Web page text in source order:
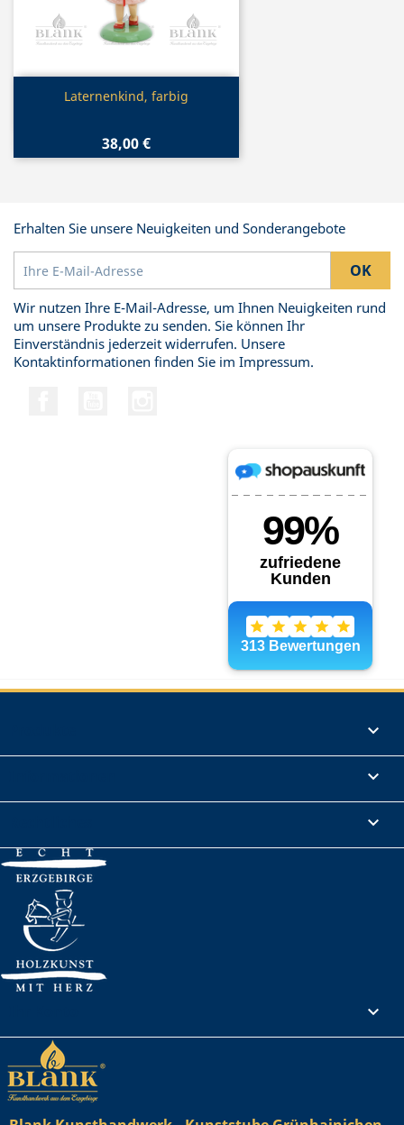
Vorschau
Laternenkind, farbig
38,00 €
Erhalten Sie unsere Neuigkeiten und Sonderangebote
Wir nutzen Ihre E-Mail-Adresse, um Ihnen Neuigkeiten rund
um unsere Produkte zu senden. Sie können Ihr
Einverständnis jederzeit widerrufen. Unsere
Kontaktinformationen finden Sie im Impressum.



